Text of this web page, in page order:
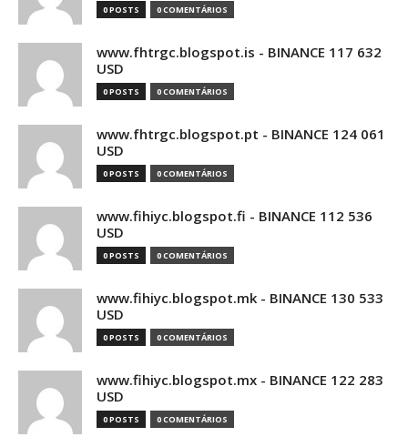
0 POSTS 0 COMENTÁRIOS
www.fhtrgc.blogspot.is - BINANCE 117 632
USD
0 POSTS 0 COMENTÁRIOS
www.fhtrgc.blogspot.pt - BINANCE 124 061
USD
0 POSTS 0 COMENTÁRIOS
www.fihiyc.blogspot.fi - BINANCE 112 536
USD
0 POSTS 0 COMENTÁRIOS
www.fihiyc.blogspot.mk - BINANCE 130 533
USD
0 POSTS 0 COMENTÁRIOS
www.fihiyc.blogspot.mx - BINANCE 122 283
USD
0 POSTS 0 COMENTÁRIOS